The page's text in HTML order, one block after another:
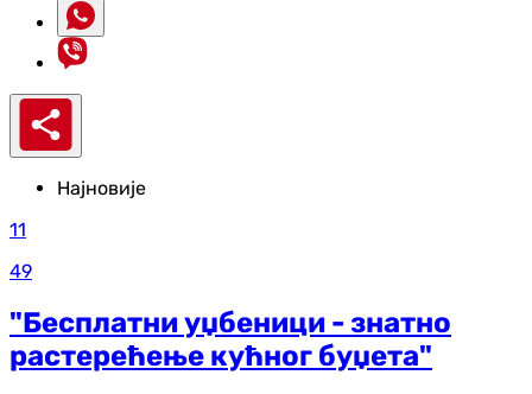
Најновије
11
49
"Бесплатни уџбеници - знатно
растерећење кућног буџета"